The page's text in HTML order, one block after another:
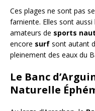
Ces plages ne sont pas
farniente. Elles sont
amateurs de sports
encore surf sont autant
pleinement des eaux du
Le Banc
Naturelle